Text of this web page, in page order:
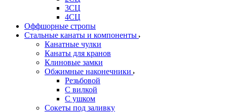
3СЦ
4СЦ
Оффшорные стропы
Стальные канаты и компоненты
Канатные чулки
Канаты для кранов
Клиновые замки
Обжимные наконечники
Резьбовой
С вилкой
С ушком
Сокеты под заливку